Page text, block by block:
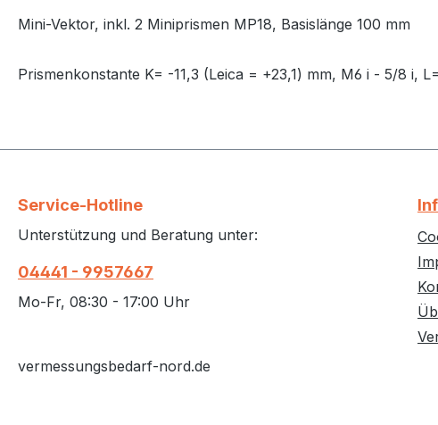
Mini-Vektor, inkl. 2 Miniprismen MP18, Basislänge 100 mm
Prismenkonstante K= -11,3 (Leica = +23,1) mm, M6 i - 5/8 i,
Service-Hotline
Unterstützung und Beratung unter:
04441 - 9957667
Mo-Fr, 08:30 - 17:00 Uhr
vermessungsbedarf-nord.de